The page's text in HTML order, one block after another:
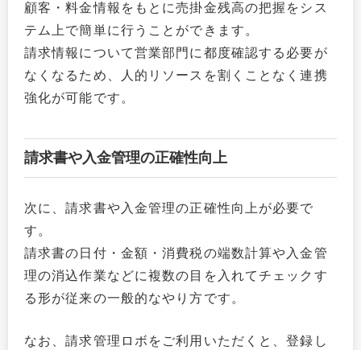
顧客・料金情報をもとに売掛金残高の把握をシス
テム上で簡単に行うことができます。
請求情報について営業部門に都度確認する必要が
なくなるため、人的リソースを割くことなく連携
強化が可能です。
請求書や入金管理の正確性向上
次に、請求書や入金管理の正確性向上が必要で
す。
請求書の日付・金額・消費税の端数計算や入金管
理の消込作業などに複数の目を入れてチェックす
る形が従来の一般的なやり方です。
なお、請求管理ロボをご利用いただくと、登録し